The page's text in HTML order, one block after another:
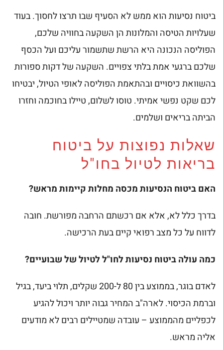
ביטוח נסיעות הוא ממש לא הסעיף שבו תרצו לחסוך. בעוד
שעלויות הטיסה והמלונות הן השקעה בחוויה שלכם,
הפוליסה הנכונה היא הרשת שתשמור עליכם ועל הכסף
שלכם ברגעי אמת בלתי צפויים. השקעה של דקות ספורות
בהשוואת כיסויים ובהתאמת הפוליסה לאופי הטיול, יבטיחו
לכם שקט נפשי אמיתי. טוסו לשלום, טיילו בחוכמה וחזרו
הביתה בריאים ושלמים.
שאלות נפוצות על ביטוח
בריאות לטיול בחו"ל
האם ביטוח הנסיעות מכסה מחלות קיימות מראש?
בדרך כלל לא, אלא אם רכשתם הרחבה מפורשת. חובה
לדווח על כל מצב רפואי קיים בעת הרכישה.
כמה עולה ביטוח נסיעות לחו"ל לטיול של שבועיים?
לאדם בוגר, בממוצע בין 80 ל-200 שקלים, תלוי ביעד, בגיל
וברמת הכיסוי. לארה"ב המחיר גבוה יותר ויכול להגיע
לכפליים מהממוצע – עובדה שמטיילים רבים לא מודעים
אליה מראש.